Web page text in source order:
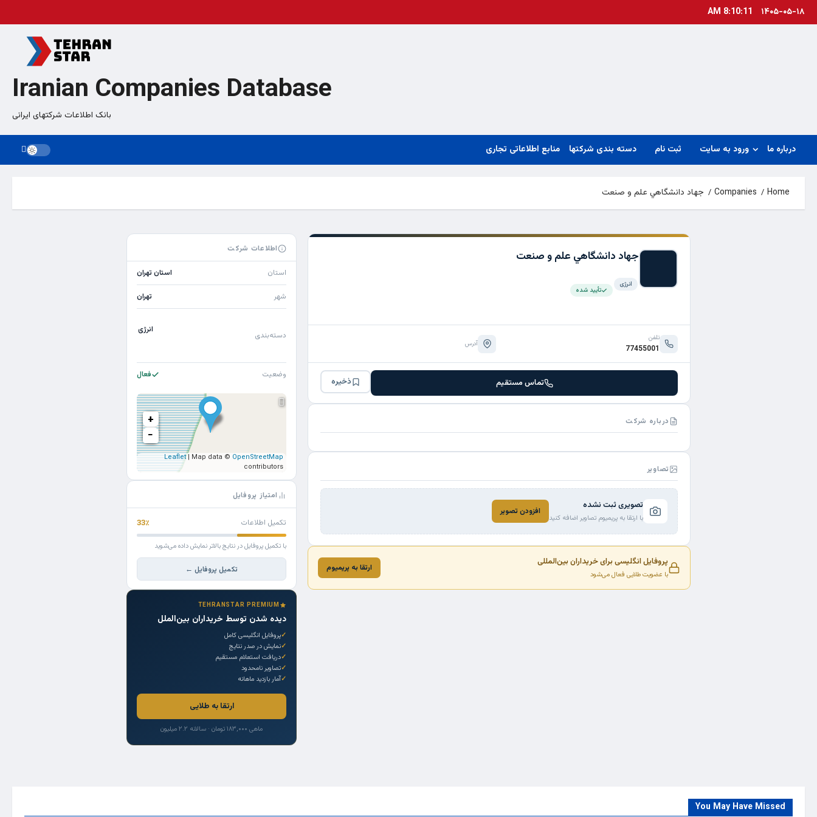
Skip۱۴۰۵-۰۵-۱۸ 8:10:11 AM
Iranian Companies Database
بانک اطلاعات شرکتهای ایرانی
درباره ما ورود به سایت ثبت نام دسته بندی شرکتها منابع اطلاعاتی تجاری
Home
Companies جهاد دانشگاهي علم و صنعت
جهاد دانشگاهي علم و صنعت
انرژی
تأیید شده
تلفن
77455001 آدرس
تماس مستقیم ذخیره
درباره شرکت
تصاویر
تصویری ثبت نشده
با ارتقا به پریمیوم تصاویر اضافه کنید
افزودن تصویر
پروفایل انگلیسی برای خریداران بین‌المللی
با عضویت طلایی فعال می‌شود
ارتقا به پریمیوم
اطلاعات شرکت
استان استان تهران
شهر تهران
دسته‌بندی
انرژی
وضعیت فعال
+
−
Leaflet| Map data © OpenStreetMap
contributors
امتیاز پروفایل
تکمیل اطلاعات 33٪
با تکمیل پروفایل در نتایج بالاتر نمایش داده می‌شوید
تکمیل پروفایل ←
TEHRANSTAR PREMIUM
دیده شدن توسط خریداران بین‌الملل
پروفایل انگلیسی کامل
نمایش در صدر نتایج
دریافت استعلام مستقیم
تصاویر نامحدود
آمار بازدید ماهانه
ارتقا به طلایی
ماهی ۱۸۳,۰۰۰ تومان · سالانه ۲.۲ میلیون
You May Have Missed